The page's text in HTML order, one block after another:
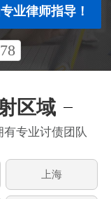
业律师指导！
区域
专业讨债团队
上海